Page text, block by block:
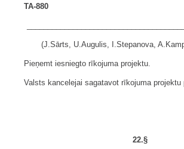
TA-880
(J.Sārts, U.Augulis, I.Stepanova,
Pieņemt iesniegto rīkojuma projektu.
Valsts kancelejai sagatavot rīkojuma projektu
22.§